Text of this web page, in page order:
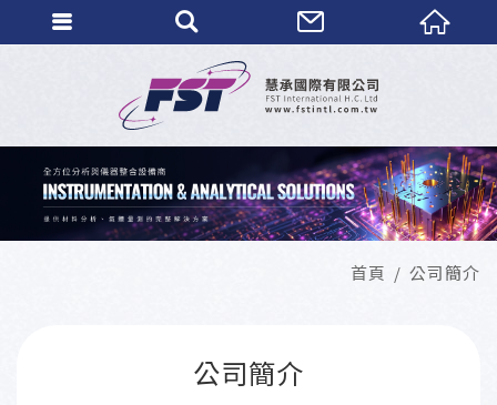
首頁 公司簡介
公司簡介